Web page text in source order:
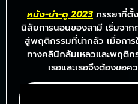
หนัง-น่า-ดู 2023 ภรรยาที่ตั้
นิสัยการนอนของสามี เริ่มจาก
สู่พฤติกรรมที่น่ากลัว เมื่อการ
ทางคลินิกล้มเหลวและพฤติก
เธอและเธอจึงต้องขอ